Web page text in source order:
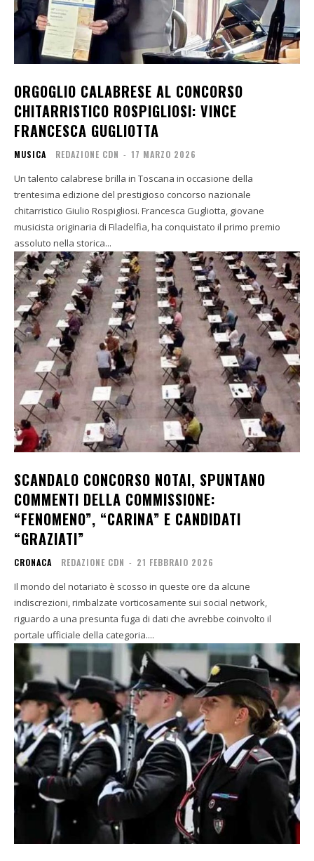
ORGOGLIO CALABRESE AL CONCORSO
CHITARRISTICO ROSPIGLIOSI: VINCE
FRANCESCA GUGLIOTTA
MUSICA REDAZIONE CDN - 17 MARZO 2026
Un talento calabrese brilla in Toscana in occasione della
trentesima edizione del prestigioso concorso nazionale
chitarristico Giulio Rospigliosi. Francesca Gugliotta, giovane
musicista originaria di Filadelfia, ha conquistato il primo premio
assoluto nella storica...
SCANDALO CONCORSO NOTAI, SPUNTANO
COMMENTI DELLA COMMISSIONE:
“FENOMENO”, “CARINA” E CANDIDATI
“GRAZIATI”
CRONACA REDAZIONE CDN - 21 FEBBRAIO 2026
Il mondo del notariato è scosso in queste ore da alcune
indiscrezioni, rimbalzate vorticosamente sui social network,
riguardo a una presunta fuga di dati che avrebbe coinvolto il
portale ufficiale della categoria....